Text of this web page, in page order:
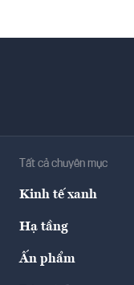
Tất cả chuyên mục
Kinh tế xanh
Hạ tầng
Ấn phẩm